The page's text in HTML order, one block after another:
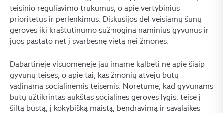
teisinio reguliavimo trūkumus, o apie vertybinius
prioritetus ir perlenkimus. Diskusijos dėl veisiamų šunų
gerovės iki kraštutinumo sužmogina naminius gyvūnus ir
juos pastato net į svarbesnę vietą nei žmonės.
Dabartinėje visuomenėje jau imame kalbėti ne apie šiaip
gyvūnų teises, o apie tai, kas žmonių atveju būtų
vadinama socialinėmis teisėmis. Norėtume, kad gyvūnams
būtų užtikrintas aukštas socialinės gerovės lygis, teisė į
šiltą būstą, į kokybišką maistą, bendravimą ir savalaikes